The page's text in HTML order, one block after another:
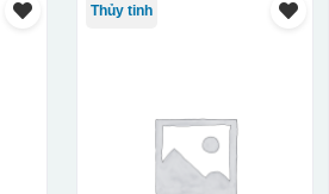
Thủy tinh